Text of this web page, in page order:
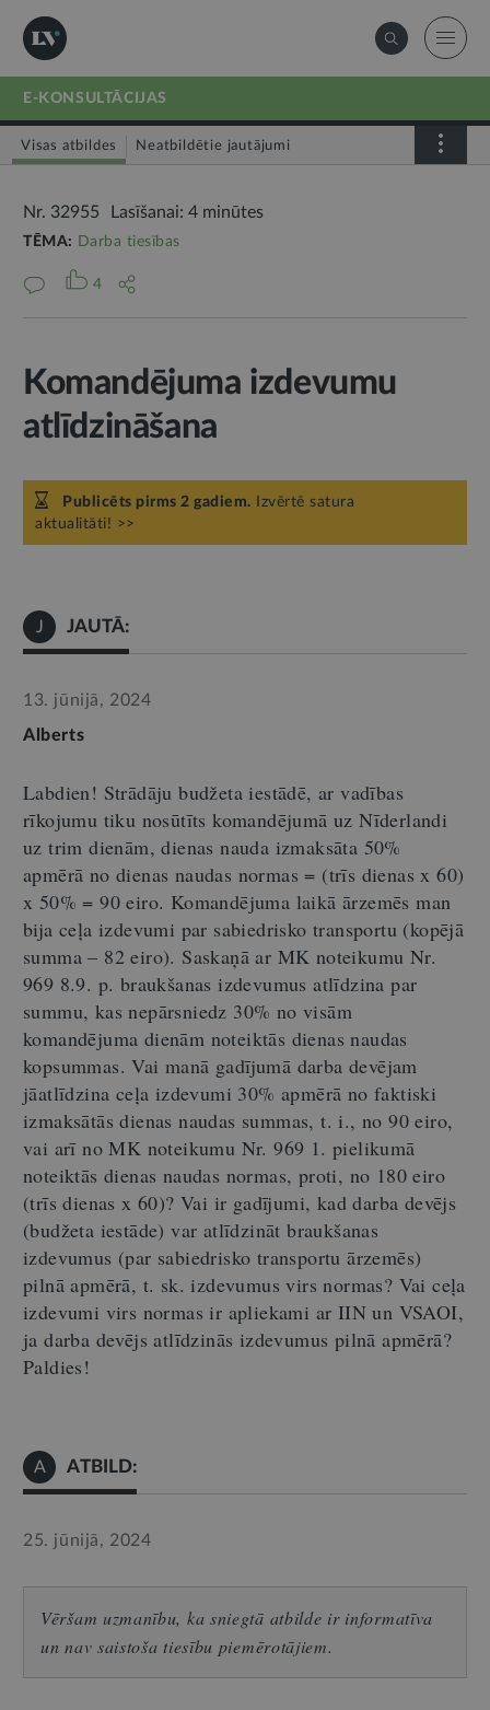
E-KONSULTĀCIJAS
Visas atbildes Neatbildētie jautājumi
Nr. 32955 Lasīšanai: 4 minūtes
TĒMA: Darba tiesības
4
Komandējuma izdevumu
atlīdzināšana
Publicēts pirms 2 gadiem. Izvērtē satura
aktualitāti! >>
J JAUTĀ:
13. jūnijā, 2024
Alberts
Labdien! Strādāju budžeta iestādē, ar vadības
rīkojumu tiku nosūtīts komandējumā uz Nīderlandi
uztrim dienām, dienas nauda izmaksāta 50%
apmērā no dienas naudas normas = (trīs dienas x 60)
x 50% = 90eiro. Komandējuma laikā ārzemēs man
bija ceļa izdevumi par sabiedrisko transportu (kopējā
summa – 82eiro). Saskaņā ar MK noteikumu Nr.
969 8.9. p. braukšanas izdevumus atlīdzina par
summu, kas nepārsniedz 30% no visām
komandējuma dienām noteiktās dienas naudas
kopsummas. Vai manā gadījumā darba devējam
jāatlīdzina ceļa izdevumi 30% apmērā no faktiski
izmaksātās dienas naudas summas, t. i.,no 90eiro,
vai arī no MK noteikumu Nr. 969 1. pielikumā
noteiktās dienas naudas normas, proti, no 180eiro
(trīs dienas x 60)? Vai ir gadījumi, kad darba devējs
(budžeta iestāde) var atlīdzināt braukšanas
izdevumus (par sabiedrisko transportu ārzemēs)
pilnā apmērā, t. sk.izdevumus virs normas? Vai ceļa
izdevumi virs normas ir apliekami ar IIN un VSAOI,
ja darba devējs atlīdzinās izdevumus pilnāapmērā?
Paldies!
A ATBILD:
25. jūnijā, 2024
Vēršam uzmanību, ka sniegtā atbilde ir informatīva
un nav saistoša tiesību piemērotājiem.